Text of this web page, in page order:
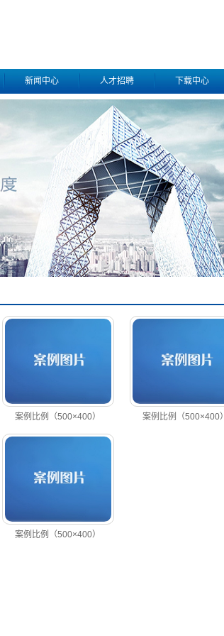
新闻中心
行业新闻
人才招聘 下载中心
案例比例（500×400） 案例比例（500×400）
案例比例（500×400）